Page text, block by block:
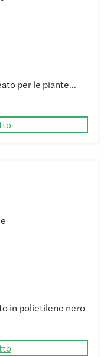
per le piante…
in polietilene nero